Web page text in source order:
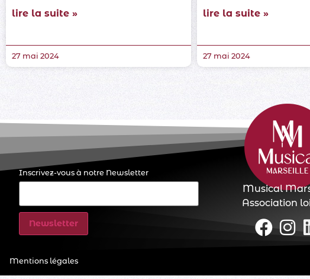
lire la suite »
27 mai 2024
lire la suite »
27 mai 2024
Inscrivez-vous à notre Newsletter
E-
Musical
Association loi
Mentions légales